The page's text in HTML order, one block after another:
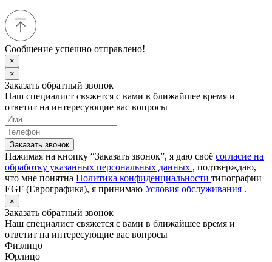
Сообщение успешно отправлено!
×
×
Заказать обратный звонок
Наш специалист свяжется с вами в ближайшее время и
ответит на интересующие вас вопросы
Заказать звонок
Нажимая на кнопку “Заказать звонок”, я даю своё согласие на
обработку указанных персональных данных , подтверждаю,
что мне понятна Политика конфиденциальности типографии
EGF (Еврографика), я принимаю Условия обслуживания .
×
Заказать обратный звонок
Наш специалист свяжется с вами в ближайшее время и
ответит на интересующие вас вопросы
Физлицо
Юрлицо